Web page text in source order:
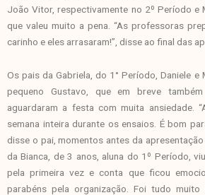
João Vitor, respectivamente no 2º Período e
que valeu muito a pena. “As professoras
carinho e eles arrasaram!”, disse ao final das
Os pais da Gabriela, do 1° Período, Daniele e
pequeno Gustavo, que em breve
aguardaram a festa com muita ansiedade.
semana inteira durante os ensaios. É bom
disse o pai, momentos antes da
da Bianca, de 3 anos, aluna do 1º Período,
pela primeira vez e conta que ficou
parabéns pela organização. Foi tudo muito